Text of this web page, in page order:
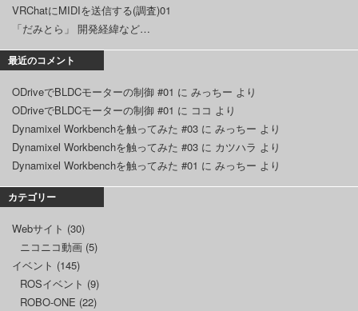
VRChatにMIDIを送信する(調査)01
「だみとら」 開発経緯など…
最近のコメント
ODriveでBLDCモーターの制御 #01 に みっちー より
ODriveでBLDCモーターの制御 #01 に ココ より
Dynamixel Workbenchを触ってみた #03 に みっちー より
Dynamixel Workbenchを触ってみた #03 に カツハラ より
Dynamixel Workbenchを触ってみた #01 に みっちー より
カテゴリー
Webサイト (30)
ニコニコ動画 (5)
イベント (145)
ROSイベント (9)
ROBO-ONE (22)